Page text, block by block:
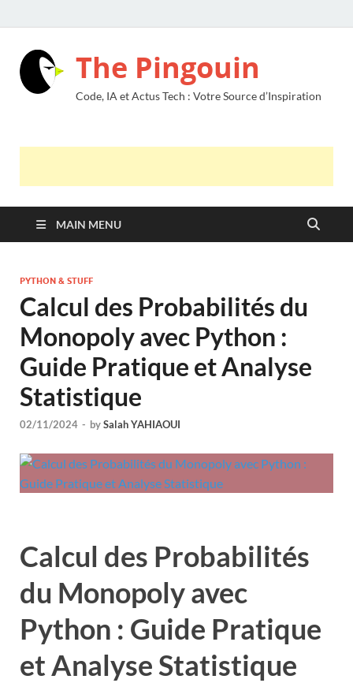
The Pingouin
Code, IA et Actus Tech : Votre Source d’Inspiration
MAIN MENU
PYTHON & STUFF
Calcul des Probabilités du
Monopoly avec Python :
Guide Pratique et Analyse
Statistique
02/11/2024 - bySalah YAHIAOUI
Calcul des Probabilités
du Monopoly avec
Python : Guide Pratique
et Analyse Statistique